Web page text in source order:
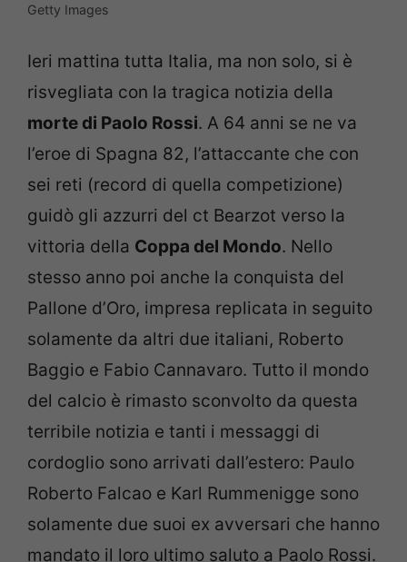
Getty Images
Ieri mattina tutta Italia, ma non solo, si è
risvegliata con la tragica notizia della
morte di Paolo Rossi. A 64 anni se ne va
l’eroe di Spagna 82, l’attaccante che con
sei reti (record di quella competizione)
guidò gli azzurri del ct Bearzot verso la
vittoria della Coppa del Mondo. Nello
stesso anno poi anche la conquista del
Pallone d’Oro, impresa replicata in seguito
solamente da altri due italiani, Roberto
Baggio e Fabio Cannavaro. Tutto il mondo
del calcio è rimasto sconvolto da questa
terribile notizia e tanti i messaggi di
cordoglio sono arrivati dall’estero: Paulo
Roberto Falcao e Karl Rummenigge sono
solamente due suoi ex avversari che hanno
mandato il loro ultimo saluto a Paolo Rossi.